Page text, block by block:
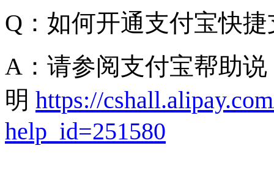
Q ：如何开通支付宝快
A ：请参阅支付宝帮助说
明 https://
help_id=251580